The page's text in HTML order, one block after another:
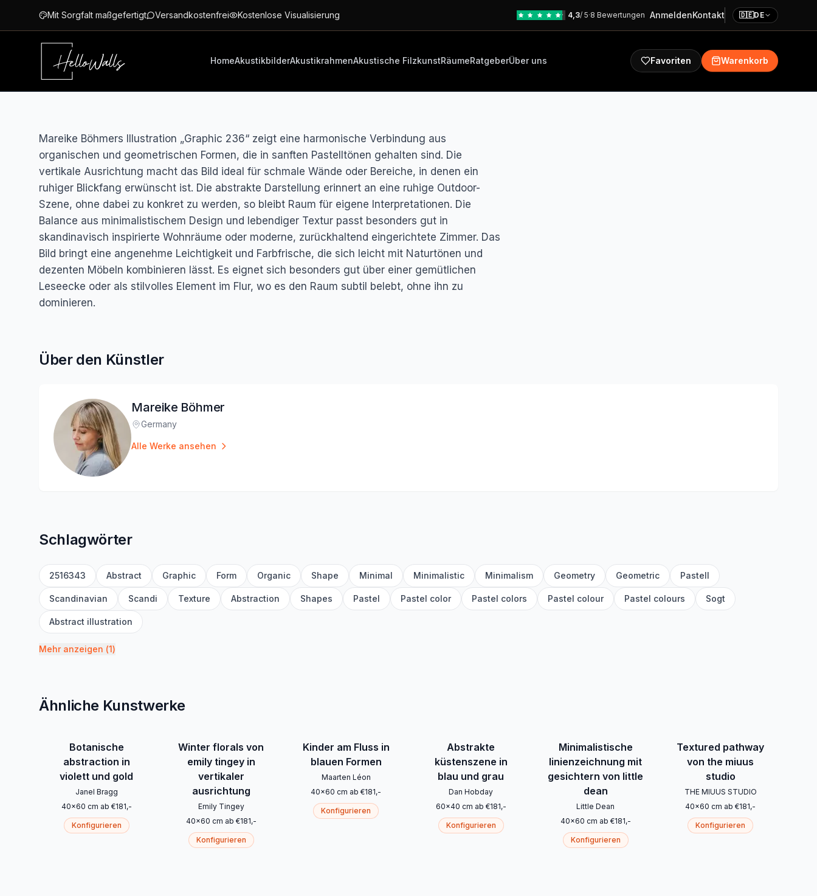
Mit Sorgfalt maßgefertigt Versandkostenfrei Kostenlose Visualisierung 4,3/ 5·8 Bewertungen AnmeldenKontakt 🇩🇪DE
HomeAkustikbilderAkustikrahmenAkustische FilzkunstRäumeRatgeberÜber uns Favoriten Warenkorb
Mareike Böhmers Illustration „Graphic 236“ zeigt eine harmonische Verbindung aus
organischen und geometrischen Formen, die in sanften Pastelltönen gehalten sind. Die
vertikale Ausrichtung macht das Bild ideal für schmale Wände oder Bereiche, in denen ein
ruhiger Blickfang erwünscht ist. Die abstrakte Darstellung erinnert an eine ruhige Outdoor-
Szene, ohne dabei zu konkret zu werden, so bleibt Raum für eigene Interpretationen. Die
Balance aus minimalistischem Design und lebendiger Textur passt besonders gut in
skandinavisch inspirierte Wohnräume oder moderne, zurückhaltend eingerichtete Zimmer. Das
Bild bringt eine angenehme Leichtigkeit und Farbfrische, die sich leicht mit Naturtönen und
dezenten Möbeln kombinieren lässt. Es eignet sich besonders gut über einer gemütlichen
Leseecke oder als stilvolles Element im Flur, wo es den Raum subtil belebt, ohne ihn zu
dominieren.
Über den Künstler
Mareike Böhmer
Standort:
Germany
Alle Werke ansehen
Schlagwörter
2516343 Abstract Graphic Form Organic Shape Minimal Minimalistic Minimalism Geometry Geometric Pastell
Scandinavian Scandi Texture Abstraction Shapes Pastel Pastel color Pastel colors Pastel colour Pastel colours Sogt
Abstract illustration
Mehr anzeigen (1)
Ähnliche Kunstwerke
Botanische
abstraction in
violett und gold
Janel Bragg
40x60 cm ab €181,-
Konfigurieren
Winter florals von
emily tingey in
vertikaler
ausrichtung
Emily Tingey
40x60 cm ab €181,-
Konfigurieren
Kinder am Fluss in
blauen Formen
Maarten Léon
40x60 cm ab €181,-
Konfigurieren
Abstrakte
küstenszene in
blau und grau
Dan Hobday
60x40 cm ab €181,-
Konfigurieren
Minimalistische
linienzeichnung mit
gesichtern von little
dean
Little Dean
40x60 cm ab €181,-
Konfigurieren
Textured pathway
von the miuus
studio
THE MIUUS STUDIO
40x60 cm ab €181,-
Konfigurieren